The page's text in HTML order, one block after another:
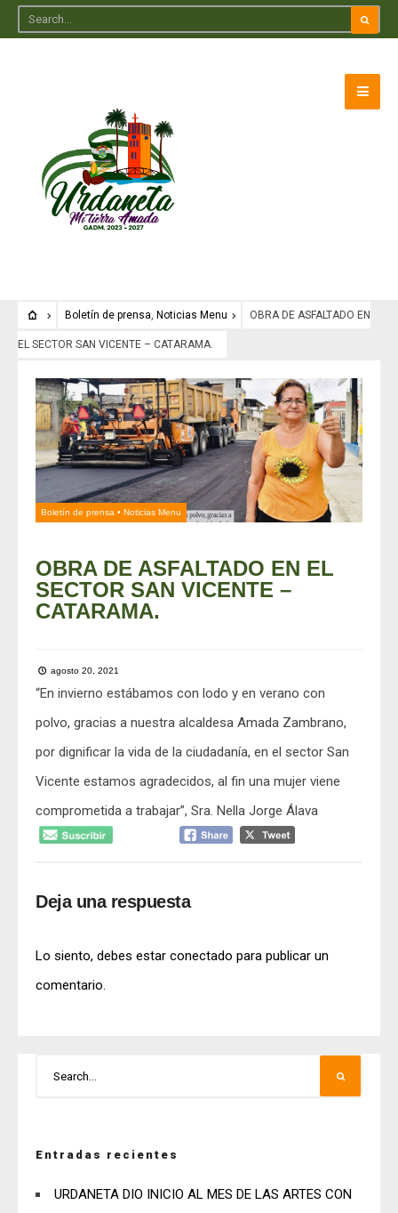
Boletín de prensa, Noticias Menu OBRA DE ASFALTADO EN
EL SECTOR SAN VICENTE – CATARAMA.
Boletín de prensa • Noticias Menu
OBRA DE ASFALTADO EN EL
SECTOR SAN VICENTE –
CATARAMA.
agosto 20, 2021
“En invierno estábamos con lodo y en verano con
polvo, gracias a nuestra alcaldesa Amada Zambrano,
por dignificar la vida de la ciudadanía, en el sector San
Vicente estamos agradecidos, al fin una mujer viene
comprometida a trabajar”, Sra. Nella Jorge Álava
Deja una respuesta
Lo siento, debes estar conectado para publicar un
comentario.
Entradas recientes
URDANETA DIO INICIO AL MES DE LAS ARTES CON